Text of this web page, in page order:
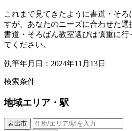
これまで見てきたように書道・そろ
すが、あなたのニーズに合わせた選
書道・そろばん教室選びは慎重に行
てください。
執筆年月日：2024年11月13日
検索条件
地域エリア・駅
岩出市